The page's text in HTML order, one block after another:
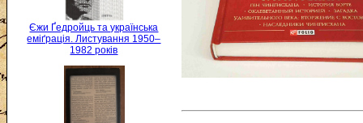
Єжи Ґедройць та українська
еміґрація. Листування 1950–
1982 років